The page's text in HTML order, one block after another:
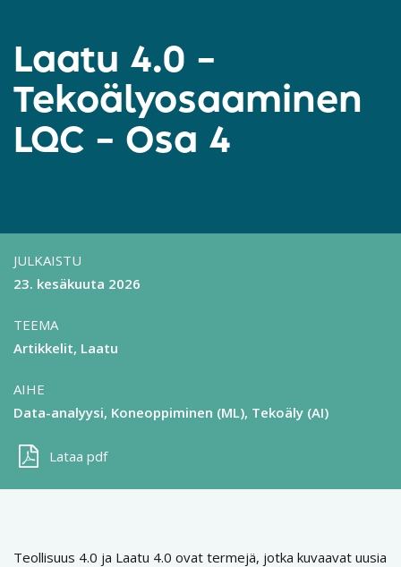
Laatu 4.0 –
Tekoälyosaaminen
LQC – Osa 4
JULKAISTU
23. kesäkuuta 2026
TEEMA
Artikkelit Laatu
AIHE
Data-analyysi Koneoppiminen (ML) Tekoäly (AI)
Lataa pdf
Teollisuus 4.0 ja Laatu 4.0 ovat termejä, jotka kuvaavat uusia